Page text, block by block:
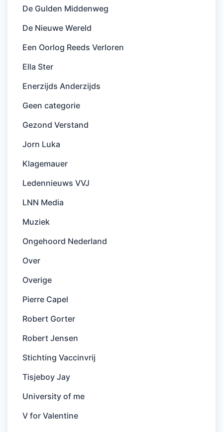
De Gulden Middenweg
De Nieuwe Wereld
Een Oorlog Reeds Verloren
Ella Ster
Enerzijds Anderzijds
Geen categorie
Gezond Verstand
Jorn Luka
Klagemauer
Ledennieuws VVJ
LNN Media
Muziek
Ongehoord Nederland
Over
Overige
Pierre Capel
Robert Gorter
Robert Jensen
Stichting Vaccinvrij
Tisjeboy Jay
University of me
V for Valentine